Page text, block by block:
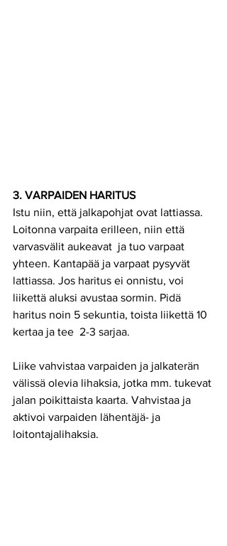
3. VARPAIDEN HARITUS
Istu niin, että jalkapohjat ovat lattiassa.
Loitonna varpaita erilleen, niin että
varvasvälit aukeavat  ja tuo varpaat
yhteen. Kantapää ja varpaat pysyvät
lattiassa. Jos haritus ei onnistu, voi
liikettä aluksi avustaa sormin. Pidä
haritus noin 5 sekuntia, toista liikettä 10
kertaa ja tee  2-3 sarjaa.
Liike vahvistaa varpaiden ja jalkaterän
välissä olevia lihaksia, jotka mm. tukevat
jalan poikittaista kaarta. Vahvistaa ja
aktivoi varpaiden lähentäjä- ja
loitontajalihaksia.